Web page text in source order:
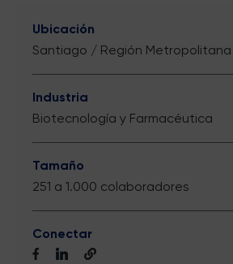
Ubicación
Santiago / Región Metropolitana
Industria
Biotecnología y Farmacéutica
Tamaño
251 a 1.000 colaboradores
Conectar